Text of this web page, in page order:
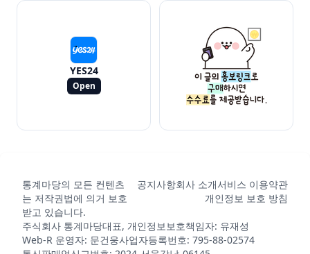
YES24
Open
통계마당의 모든 컨텐츠
는 저작권법에 의거 보호
받고 있습니다.
공지사항회사 소개서비스 이용약관
개인정보 보호 방침
주식회사 통계마당대표, 개인정보보호책임자: 유재성
Web-R 운영자: 문건웅사업자등록번호: 795-88-02574